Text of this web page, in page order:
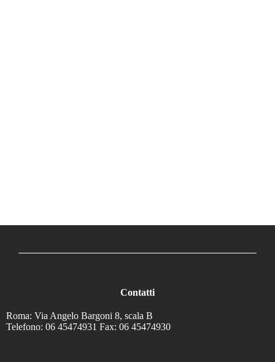
Contatti
Roma: Via Angelo Bargoni 8, scala B
Telefono: 06 45474931 Fax: 06 45474930